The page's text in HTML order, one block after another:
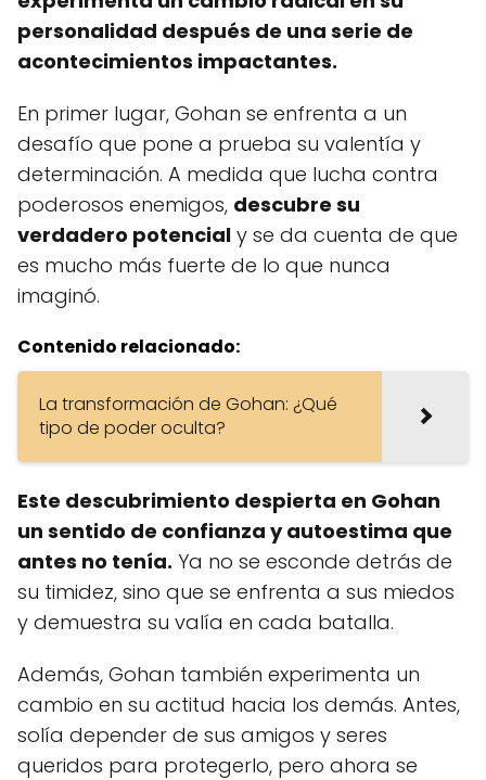
personalidad después de una serie de
acontecimientos impactantes.
En primer lugar, Gohan se enfrenta a un
desafío que pone a prueba su valentía y
determinación. A medida que lucha contra
poderosos enemigos, descubre su
verdadero potencial y se da cuenta de que
es mucho más fuerte de lo que nunca
imaginó.
Contenido relacionado:
La transformación de Gohan: ¿Qué
tipo de poder oculta?
Este descubrimiento despierta en Gohan
un sentido de confianza y autoestima que
antes no tenía. Ya no se esconde detrás de
su timidez, sino que se enfrenta a sus miedos
y demuestra su valía en cada batalla.
Además, Gohan también experimenta un
cambio en su actitud hacia los demás. Antes,
solía depender de sus amigos y seres
queridos para protegerlo, pero ahora se